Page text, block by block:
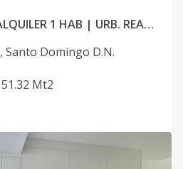
APARTAMENTO EN ALQUILER 1 HAB | URB. REAL, SANTO DOMINGO
, Santo Domingo D.N.
51.32 Mt2